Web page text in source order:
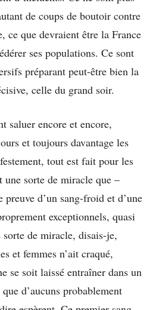
de coups de boutoir contre
ce que devraient être la France
ses populations. Ce sont
préparant peut-être bien la
celle du grand soir.
saluer encore et encore,
et toujours davantage les
tout est fait pour les
une sorte de miracle que –
preuve d’un sang-froid et d’une
exceptionnels, quasi
sorte de miracle, disais-je,
et femmes n’ait craqué,
se soit laissé entraîner dans un
d’aucuns probablement